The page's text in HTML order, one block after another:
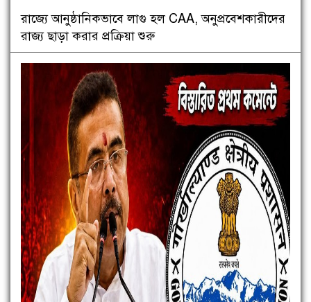
রাজ্যে আনুষ্ঠানিকভাবে লাগু হল CAA, অনুপ্রবেশকারীদের
রাজ্য ছাড়া করার প্রক্রিয়া শুরু